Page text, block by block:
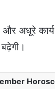
अधूरे कार्य